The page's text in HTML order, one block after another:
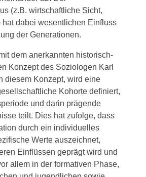
(z.B. wirtschaftliche Sicht,
hat dabei wesentlichen Einfluss
der Generationen.
dem anerkannten historisch-
Konzept des Soziologen Karl
diesem Konzept, wird eine
Kohorte definiert,
und darin prägende
teilt. Dies hat zufolge, dass
durch ein individuelles
Werte auszeichnet,
Einflüssen geprägt wird und
allem in der formativen Phase,